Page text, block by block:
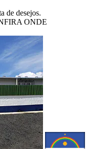
de desejos.
ONDE